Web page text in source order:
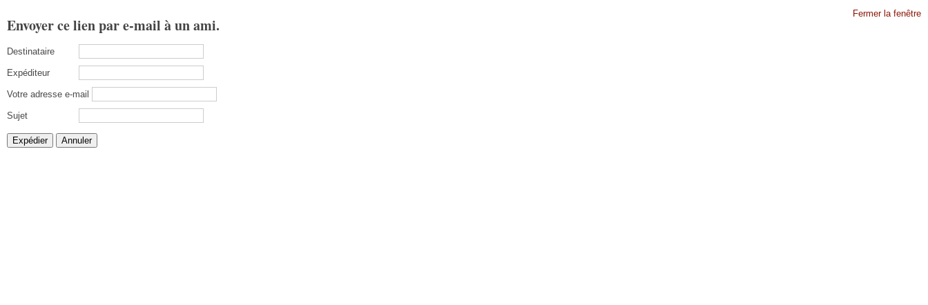
Envoyer ce lien par e-mail à un ami.
Fermer la fenêtre
Destinataire
Expéditeur
Votre adresse e-mail
Sujet
Expédier Annuler